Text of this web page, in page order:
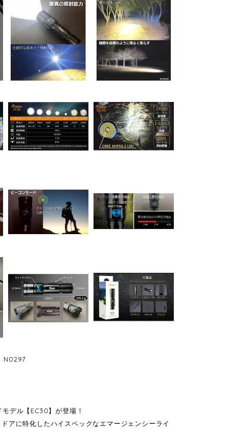
N0297
デル【EC30】が登場！
アに特化したハイスペックなエマージェンシーライ